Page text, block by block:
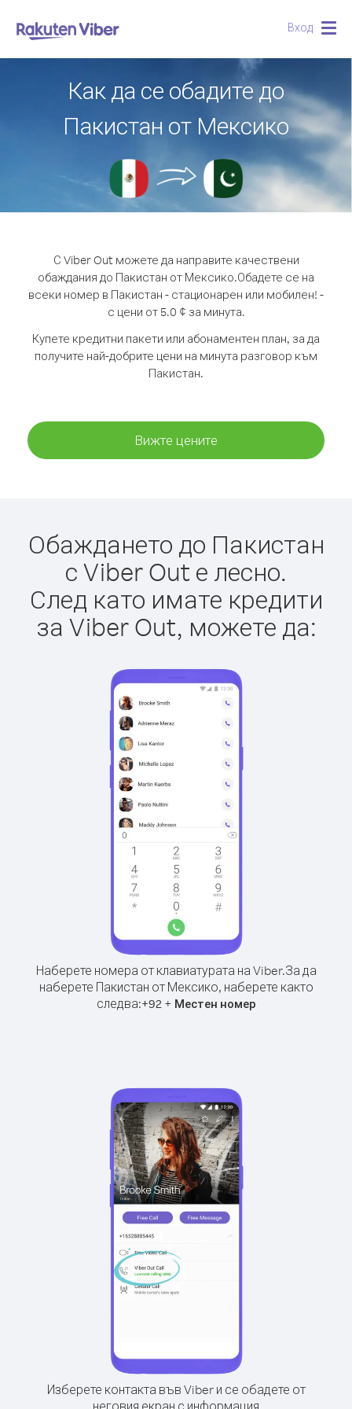
Вход
Как да се обадите до
Пакистан от Мексико
С Viber Out можете да направите качествени
обаждания до Пакистан от Мексико.Обадете се на
всеки номер в Пакистан - стационарен или мобилен! -
с цени от 5.0 ¢ за минута.
Купете кредитни пакети или абонаментен план, за да
получите най-добрите цени на минута разговор към
Пакистан.
Вижте цените
Обаждането до Пакистан
с Viber Out е лесно.
След като имате кредити
за Viber Out, можете да:
Наберете номера от клавиатурата на Viber.За да
наберете Пакистан от Мексико, наберете както
следва:+92+ Местен номер
Изберете контакта във Viber и се обадете от
неговия екран с информация